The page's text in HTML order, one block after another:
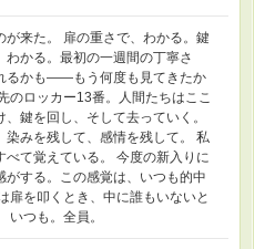
が来た。 扉の重さで、わかる。鍵
わかる。最初の一週間の丁寧さ
るかも——もう何度も見てきたか
のロッカー13番。人間たちはここ
、鍵を回し、そして去っていく。
染みを残して、感情を残して。 私
べて覚えている。 今度の新入りに
がする。この感覚は、いつも的中
扉を叩くとき、中に誰もいないと
いつも。全員。